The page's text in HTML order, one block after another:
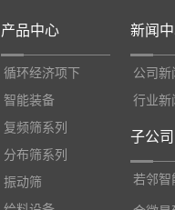
产品中心
循环经济项下
智能装备
复频筛系列
分布筛系列
振动筛
新闻
公司新
行业新
子公司
若邻智